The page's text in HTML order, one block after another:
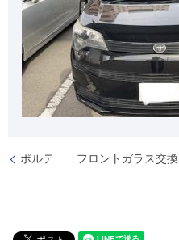
ポルテ フロントガラス交換